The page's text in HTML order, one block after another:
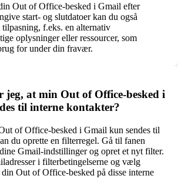
Out of Office-besked i Gmail efter
start- og slutdatoer kan du også
f.eks. en alternativ
oplysninger eller ressourcer, som
for under din fravær.
jeg, at min Out of Office-besked i
til interne kontakter?
of Office-besked i Gmail kun sendes til
du oprette en filterregel. Gå til fanen
Gmail-indstillinger og opret et nyt filter.
i filterbetingelserne og vælg
din Out of Office-besked på disse interne